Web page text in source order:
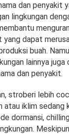
dan penyakit
lingkungan
yang dapat
buah.
lainnya
dan penyakit.
stroberi lebih
atau iklim sedang
dormansi,